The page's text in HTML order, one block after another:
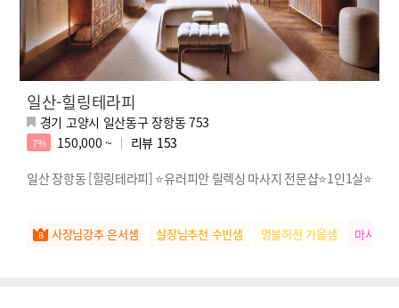
일산-힐링테라피
경기 고양시 일산동구 장항동 753
7% 150,000 ~ 리뷰 153
일산 장항동 [힐링테라피] ⭐️유러피안 릴렉싱 마사지 전문샵⭐️1인1실⭐️
사장님강추 은서샘 실장님추천 수빈샘 명불허전 가을샘 마사지